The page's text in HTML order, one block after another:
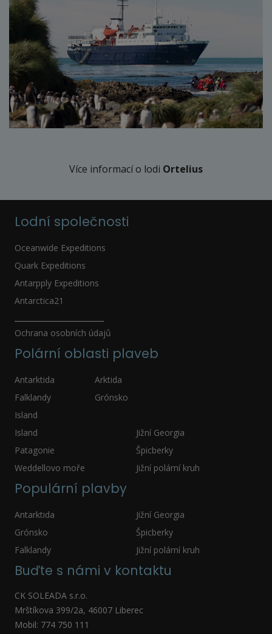
Více informací o lodi Ortelius
Lodní společnosti
Oceanwide Expeditions
Quark Expeditions
Antarpply Expeditions
Antarctica21
Ochrana osobních údajů
Polární oblasti plaveb
Antarktida
Arktida
Falklandy
Grónsko
Island
Island
Jižní Georgia
Patagonie
Špicberky
Weddellovo moře
Jižní polární kruh
Populární plavby
Antarktida
Jižní Georgia
Grónsko
Špicberky
Falklandy
Jižní polární kruh
Buďte s námi v kontaktu
CK SOLEADA s.r.o.
Mrštíkova 399/2a, 46007 Liberec
Mobil: 774 750 111